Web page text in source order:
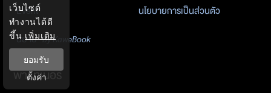
Event
นโยบายการเป็นส่วนตัว
นิยาย by KaweBook
พาร์ทเนอร์
เว็บไซต์
ทำงานได้ดี
ขึ้น เพิ่มเติม
ยอมรับ
ตั้งค่า